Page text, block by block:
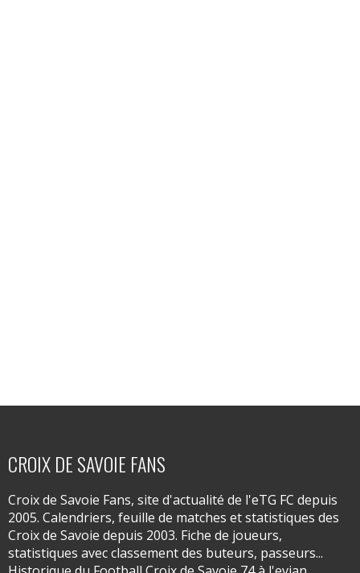
CROIX DE SAVOIE FANS
Croix de Savoie Fans, site d'actualité de l'eTG FC depuis
2005. Calendriers, feuille de matches et statistiques des
Croix de Savoie depuis 2003. Fiche de joueurs,
statistiques avec classement des buteurs, passeurs...